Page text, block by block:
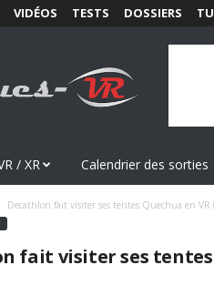
VIDÉOS TESTS DOSSIERS
/ XR Calendrier des sorties
Decathlon fait visiter ses tentes Quechua en VR
fait visiter ses tentes